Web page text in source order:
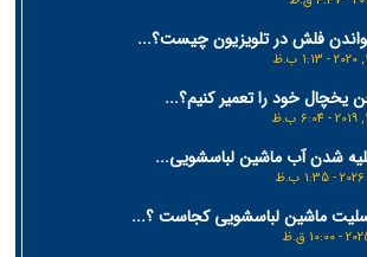
فلش در تلویزیون چیست؟...
یخچال خود را تعمیر کنیم؟...
شدن آب ماشین لباسشویی...
ماشین لباسشویی کجاست ؟...